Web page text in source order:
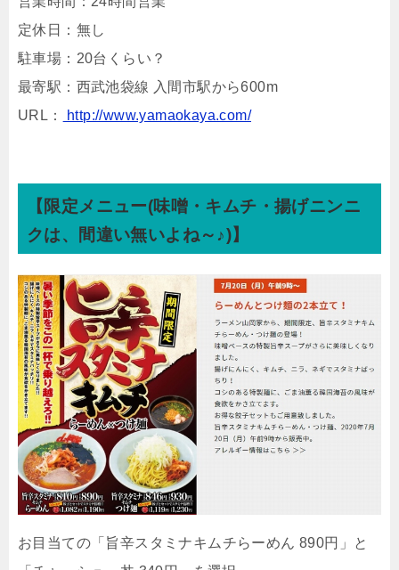
定休日：無し
駐車場：20台くらい？
最寄駅：西武池袋線 入間市駅から600m
URL：
http://www.yamaokaya.com/
【限定メニュー(味噌・キムチ・揚げニンニ
クは、間違い無いよね～♪)】
お目当ての「旨辛スタミナキムチらーめん 890円」と